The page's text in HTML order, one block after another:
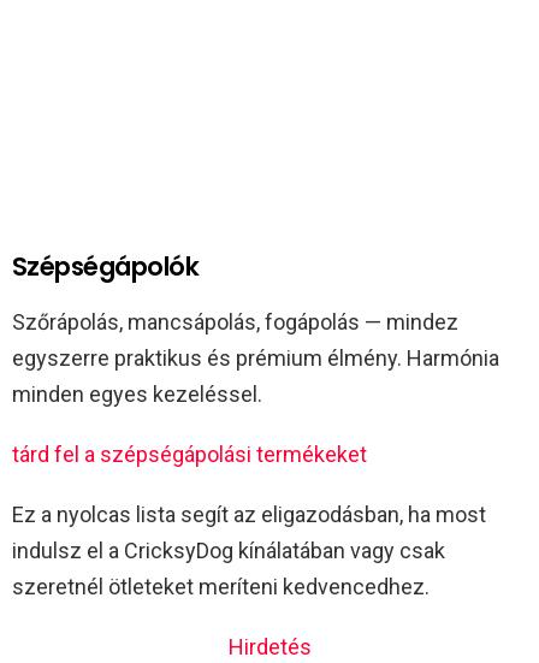
Szépségápolók
Szőrápolás, mancsápolás, fogápolás — mindez
egyszerre praktikus és prémium élmény. Harmónia
minden egyes kezeléssel.
tárd fel a szépségápolási termékeket
Ez a nyolcas lista segít az eligazodásban, ha most
indulsz el a CricksyDog kínálatában vagy csak
szeretnél ötleteket meríteni kedvencedhez.
Hirdetés